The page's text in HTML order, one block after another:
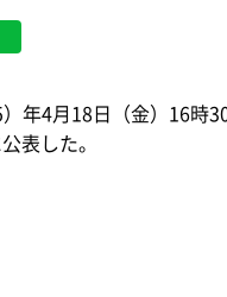
年4月18日（金）16時
表した。